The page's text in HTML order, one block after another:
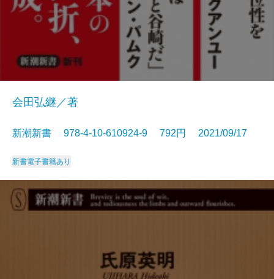
会田弘継／著
新潮新書 978-4-10-610924-9 792円 2021/09/17
新書電子書籍あり